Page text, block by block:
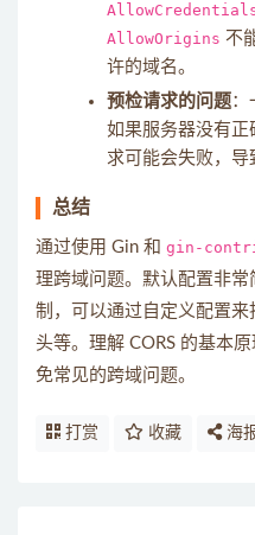
AllowOrigins 不
许的域名。
预检请求的问题：
如果服务器没有正
求可能会失败，导
总结
通过使用 Gin 和 gin-
理跨域问题。默认配置非
制，可以通过自定义配置
头等。理解 CORS 的基本
免常见的跨域问题。
打赏 收藏 海